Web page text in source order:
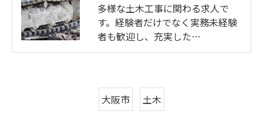
多様な土木工事に関わる求人で
す。経験者だけでなく実務未経験
者も歓迎し、充実した…
大阪市 土木